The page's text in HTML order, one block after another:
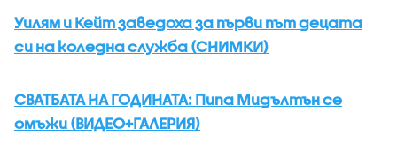
Уилям и Кейт заведоха за първи път децата
си на коледна служба (СНИМКИ)
СВАТБАТА НА ГОДИНАТА: Пипа Мидълтън се
омъжи (ВИДЕО+ГАЛЕРИЯ)